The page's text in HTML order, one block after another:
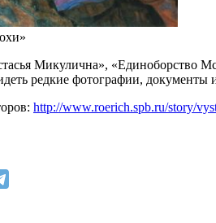
Микулична», «Единоборство
редкие фотографии, документы
http://www.roerich.spb.ru/story/